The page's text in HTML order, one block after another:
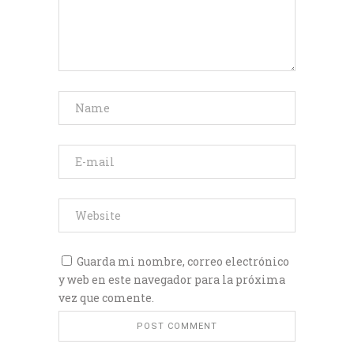
Guarda mi nombre, correo electrónico
y web en este navegador para la próxima
vez que comente.